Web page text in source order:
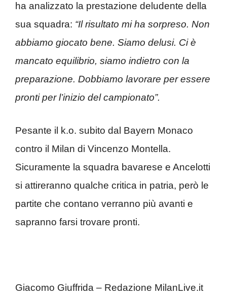
ha analizzato la prestazione deludente della
sua squadra: “Il risultato mi ha sorpreso. Non
abbiamo giocato bene. Siamo delusi. Ci è
mancato equilibrio, siamo indietro con la
preparazione. Dobbiamo lavorare per essere
pronti per l’inizio del campionato”.
Pesante il k.o. subito dal Bayern Monaco
contro il Milan di Vincenzo Montella.
Sicuramente la squadra bavarese e Ancelotti
si attireranno qualche critica in patria, però le
partite che contano verranno più avanti e
sapranno farsi trovare pronti.
Giacomo Giuffrida – Redazione MilanLive.it